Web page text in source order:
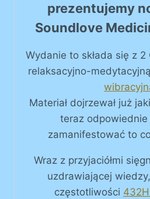
prezentujemy
Soundlove
Wydanie to składa się z 2
relaksacyjno-
Materiał dojrzewał już
teraz
zamanifestować to
Wraz z przyjaciółmi
uzdrawiającej
częstotliwości